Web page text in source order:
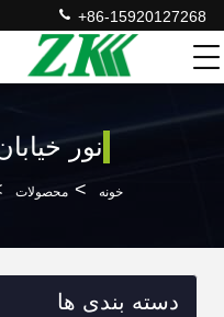
+86-15920127268
نور
خونه > محصولات
دسته بندی ها